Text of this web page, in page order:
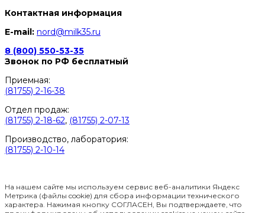
Контактная информация
E-mail: nord@milk35.ru
8 (800) 550-53-35
Звонок по РФ бесплатный
Приемная:
(81755) 2-16-38
Отдел продаж:
(81755) 2-18-62, (81755) 2-07-13
Производство, лаборатория:
(81755) 2-10-14
На нашем сайте мы используем сервис веб-аналитики Яндекс
Метрика (файлы cookie) для сбора информации технического
характера. Нажимая кнопку СОГЛАСЕН, Вы подтверждаете, что